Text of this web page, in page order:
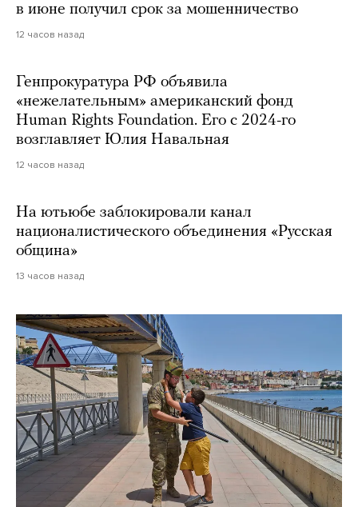
в июне получил срок за мошенничество
12 часов назад
Генпрокуратура РФ объявила
«нежелательным» американский фонд
Human Rights Foundation. Его с 2024-го
возглавляет Юлия Навальная
12 часов назад
На ютьюбе заблокировали канал
националистического объединения «Русская
община»
13 часов назад